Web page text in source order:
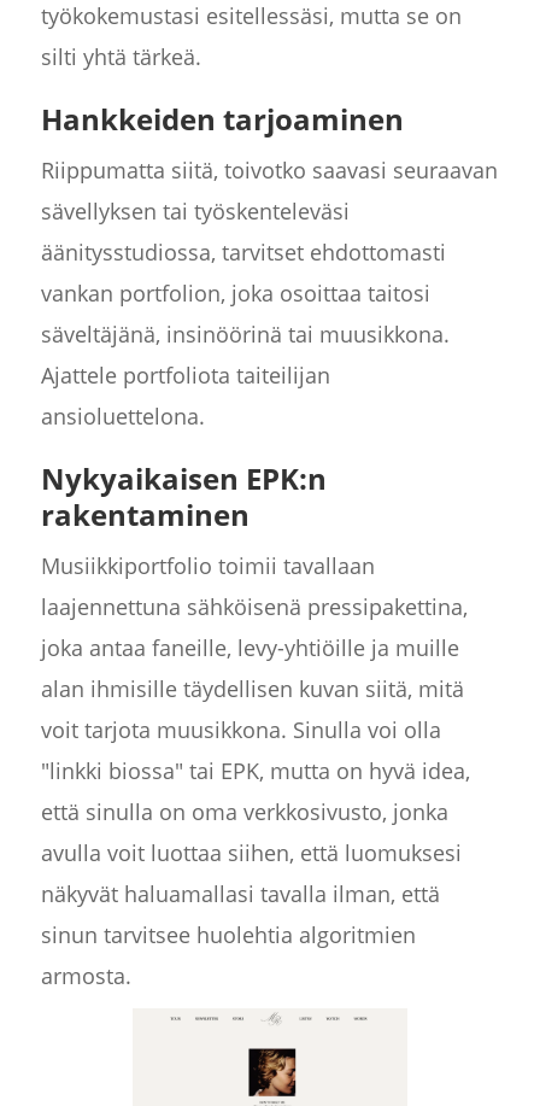
työkokemustasi esitellessäsi, mutta se on
silti yhtä tärkeä.
Hankkeiden tarjoaminen
Riippumatta siitä, toivotko saavasi seuraavan
sävellyksen tai työskenteleväsi
äänitysstudiossa, tarvitset ehdottomasti
vankan portfolion, joka osoittaa taitosi
säveltäjänä, insinöörinä tai muusikkona.
Ajattele portfoliota taiteilijan
ansioluettelona.
Nykyaikaisen EPK:n
rakentaminen
Musiikkiportfolio toimii tavallaan
laajennettuna sähköisenä pressipakettina,
joka antaa faneille, levy-yhtiöille ja muille
alan ihmisille täydellisen kuvan siitä, mitä
voit tarjota muusikkona. Sinulla voi olla
"linkki biossa" tai EPK, mutta on hyvä idea,
että sinulla on oma verkkosivusto, jonka
avulla voit luottaa siihen, että luomuksesi
näkyvät haluamallasi tavalla ilman, että
sinun tarvitsee huolehtia algoritmien
armosta.